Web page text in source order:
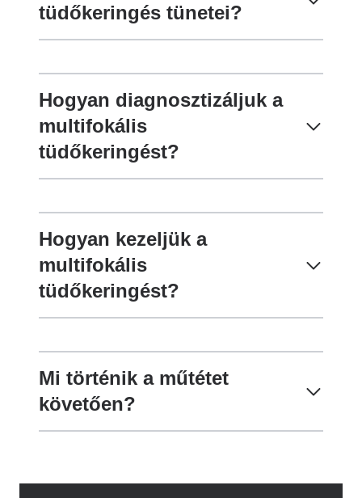
tüdőkeringés tünetei?
Hogyan diagnosztizáljuk a
multifokális
tüdőkeringést?
Hogyan kezeljük a
multifokális
tüdőkeringést?
Mi történik a műtétet
követően?